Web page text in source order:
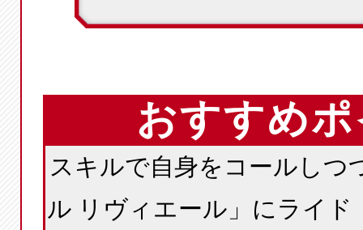
おすすめ
スキルで自身をコールしつ
ル リヴィエール」にライド